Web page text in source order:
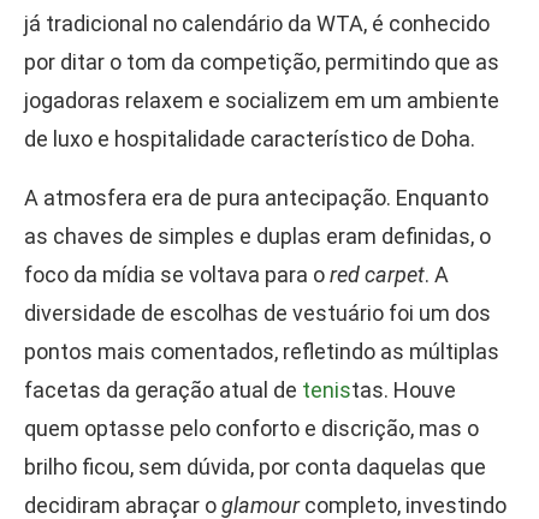
já tradicional no calendário da WTA, é conhecido
por ditar o tom da competição, permitindo que as
jogadoras relaxem e socializem em um ambiente
de luxo e hospitalidade característico de Doha.
A atmosfera era de pura antecipação. Enquanto
as chaves de simples e duplas eram definidas, o
foco da mídia se voltava para ored carpet. A
diversidade de escolhas de vestuário foi um dos
pontos mais comentados, refletindo as múltiplas
facetas da geração atual de tenistas. Houve
quem optasse pelo conforto e discrição, mas o
brilho ficou, sem dúvida, por conta daquelas que
decidiram abraçar oglamourcompleto, investindo